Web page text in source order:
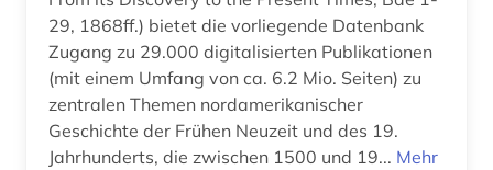
29, 1868ff.) bietet die vorliegende Datenbank
Zugang zu 29.000 digitalisierten Publikationen
(mit einem Umfang von ca. 6.2 Mio. Seiten) zu
zentralen Themen nordamerikanischer
Geschichte der Frühen Neuzeit und des 19.
Jahrhunderts, die zwischen 1500 und 19... Mehr